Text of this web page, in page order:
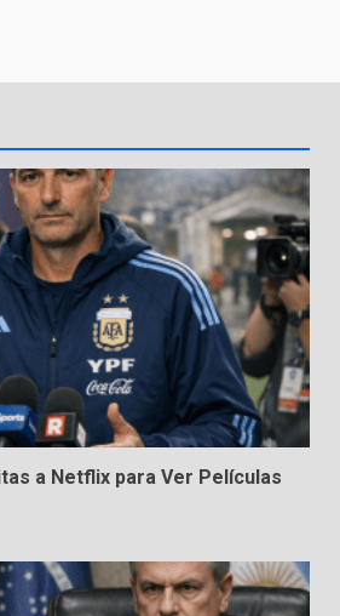
a Netflix para Ver Películas